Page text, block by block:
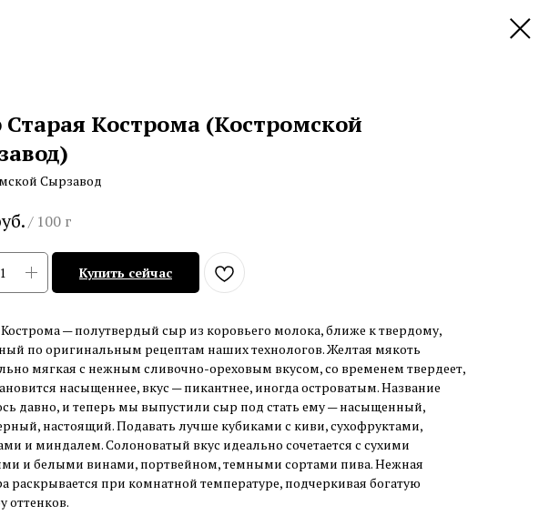
Кострома (Костромской
Сырзавод
/ 100 г
Купить сейчас
— полутвердый сыр из коровьего молока, ближе к твердому,
по оригинальным рецептам наших технологов. Желтая мякоть
мягкая с нежным сливочно-ореховым вкусом, со временем твердеет,
насыщеннее, вкус — пикантнее, иногда островатым. Название
давно, и теперь мы выпустили сыр под стать ему — насыщенный,
настоящий. Подавать лучше кубиками с киви, сухофруктами,
и миндалем. Солоноватый вкус идеально сочетается с сухими
и белыми винами, портвейном, темными сортами пива. Нежная
раскрывается при комнатной температуре, подчеркивая богатую
оттенков.